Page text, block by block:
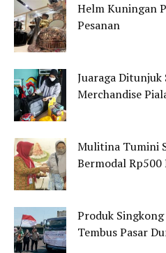
Helm Kuningan
Pesanan
Juaraga Ditunjuk
Merchandise
Mulitina Tumini
Bermodal Rp500
Produk
Tembus Pasar